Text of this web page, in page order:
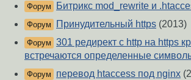
Форум Битрикс mod_rewrite и
Форум Принудительный https (2013)
Форум 301 редирект с http на https
встречаются определенные
Форум перевод htaccess под nginx